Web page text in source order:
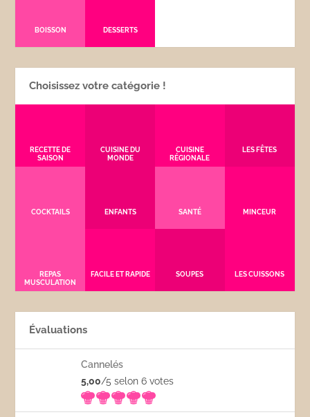
BOISSON DESSERTS
Choisissez votre catégorie !
RECETTE DE
SAISON
CUISINE DU
MONDE
CUISINE
RÉGIONALE
LES FÊTES
COCKTAILS ENFANTS SANTÉ MINCEUR
REPAS
MUSCULATION
FACILE ET RAPIDE SOUPES LES CUISSONS
Évaluations
Cannelés
5,00/5 selon 6votes